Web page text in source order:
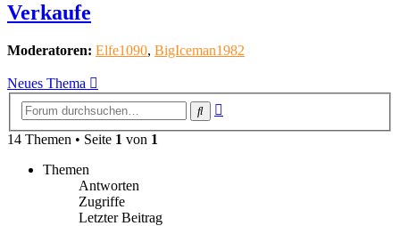
Verkaufe
Moderatoren: Elfe1090, BigIceman1982
Neues Thema
Suche
14 Themen • Seite 1 von 1
Themen
Antworten
Zugriffe
Letzter Beitrag